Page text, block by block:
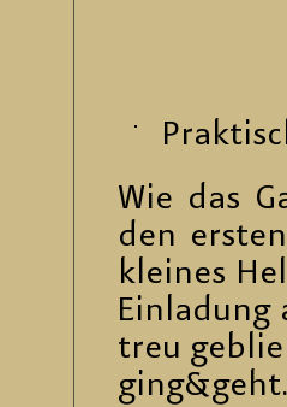
Wie das
den
klei­nes
Ein­la­dung
treu